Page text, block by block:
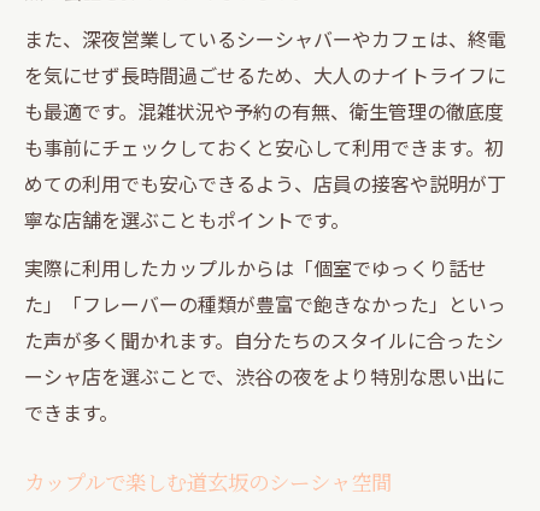
また、深夜営業しているシーシャバーやカフェは、終電
を気にせず長時間過ごせるため、大人のナイトライフに
も最適です。混雑状況や予約の有無、衛生管理の徹底度
も事前にチェックしておくと安心して利用できます。初
めての利用でも安心できるよう、店員の接客や説明が丁
寧な店舗を選ぶこともポイントです。
実際に利用したカップルからは「個室でゆっくり話せ
た」「フレーバーの種類が豊富で飽きなかった」といっ
た声が多く聞かれます。自分たちのスタイルに合ったシ
ーシャ店を選ぶことで、渋谷の夜をより特別な思い出に
できます。
カップルで楽しむ道玄坂のシーシャ空間